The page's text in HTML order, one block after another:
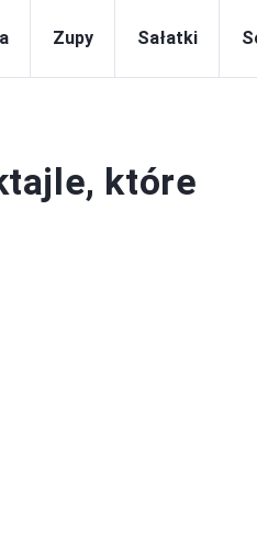
Zupy Sałatki
które